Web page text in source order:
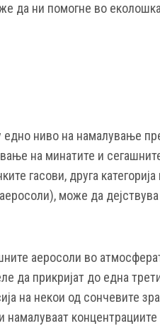
да ни помогне во
едно ниво на намалување
на минатите и
гасови, друга
може да дејствува
аеросоли во
да прикријат до една
на некои од сончевите
намалуваат концентрациите